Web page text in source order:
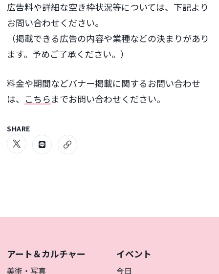
広告料や詳細な空き枠状況等については、下記より
お問い合わせください。
（掲載できる広告の内容や業種などの決まりがあり
ます。予めご了承ください。）
料金や期間などバナー掲載に関するお問い合わせ
は、
こちらまでお問い合わせください。
SHARE
アート＆カルチャー
美術・写真
イベント
今日